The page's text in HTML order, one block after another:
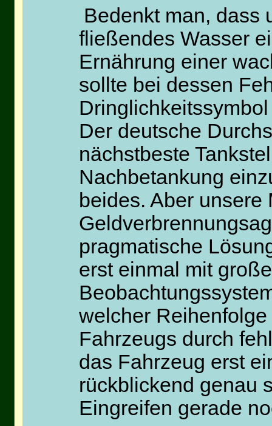
Bedenkt man, dass
fließendes Wasser
Ernährung einer
sollte bei dessen
Der deutsche
nächstbeste
Nachbetankung
beides. Aber
pragmatische
erst einmal mit
welcher
Fahrzeugs durch
das Fahrzeug erst
rückblickend genau
Eingreifen gerade